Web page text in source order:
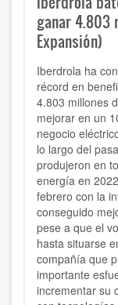
ganar 4.803
Expansión)
Iberdrola ha
récord en
4.803 millones
mejorar en un
negocio
lo largo del
produjeron en
energía en
febrero con la
conseguido
pese a que el
hasta situarse
compañía que
importante
incrementar su